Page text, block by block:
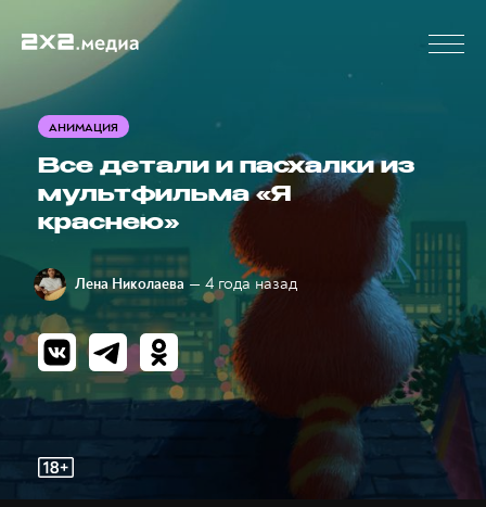
АНИМАЦИЯ
Все детали и пасхалки из
мультфильма «Я
краснею»
Лена Николаева — 4 года назад